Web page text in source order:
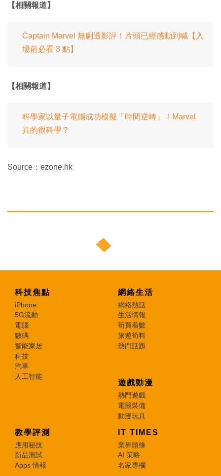
【相關報道】
Captain Marvel 無劇透影評！片頭已經感動到喊【入
場前必看 3 點】
【相關報道】
科學家以量子電腦成功模擬「時間逆轉」！Marvel
真的很科學？
Source：ezone.hk
科技焦點
iPhone
5G流動
電腦
數碼
智能家居
科技
汽車
人工智能
網絡生活
網絡熱話
生活情報
筍買着數
旅遊筍料
熱門話題
遊戲動漫
熱門遊戲
電競裝備
動漫玩具
教學評測
應用秘技
新品測試
Apps 情報
IT TIMES
業界頭條
AI 策略
名家專欄